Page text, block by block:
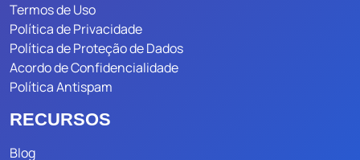
Termos de Uso
Política de Privacidade
Política de Proteção de Dados
Acordo de Confidencialidade
Política Antispam
RECURSOS
Blog